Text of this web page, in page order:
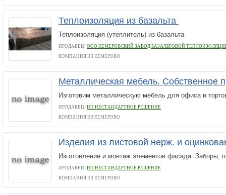
Теплоизоляция из базальта
Теплоизоляция (утеплитель) из базальта
ПРОДАВЕЦ: ООО КЕМЕРОВСКИЙ ЗАВОД БАЗАЛЬТОВОЙ
КОМПАНИЯ ИЗ КЕМЕРОВО
Металлическая мебель. Собственное
Изготовим металлическую мебель для офиса и
ПРОДАВЕЦ: ИП НЕСТАНДАРТНОЕ РЕШЕНИЕ
КОМПАНИЯ ИЗ КЕМЕРОВО
Изделия из листовой нерж. и
Изготовление и монтаж элементов фасада. Заборы,
ПРОДАВЕЦ: ИП НЕСТАНДАРТНОЕ РЕШЕНИЕ
КОМПАНИЯ ИЗ КЕМЕРОВО